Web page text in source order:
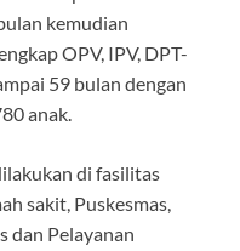
kemudian
OPV, IPV, DPT-
59 bulan dengan
anak.
di fasilitas
sakit, Puskesmas,
dan Pelayanan